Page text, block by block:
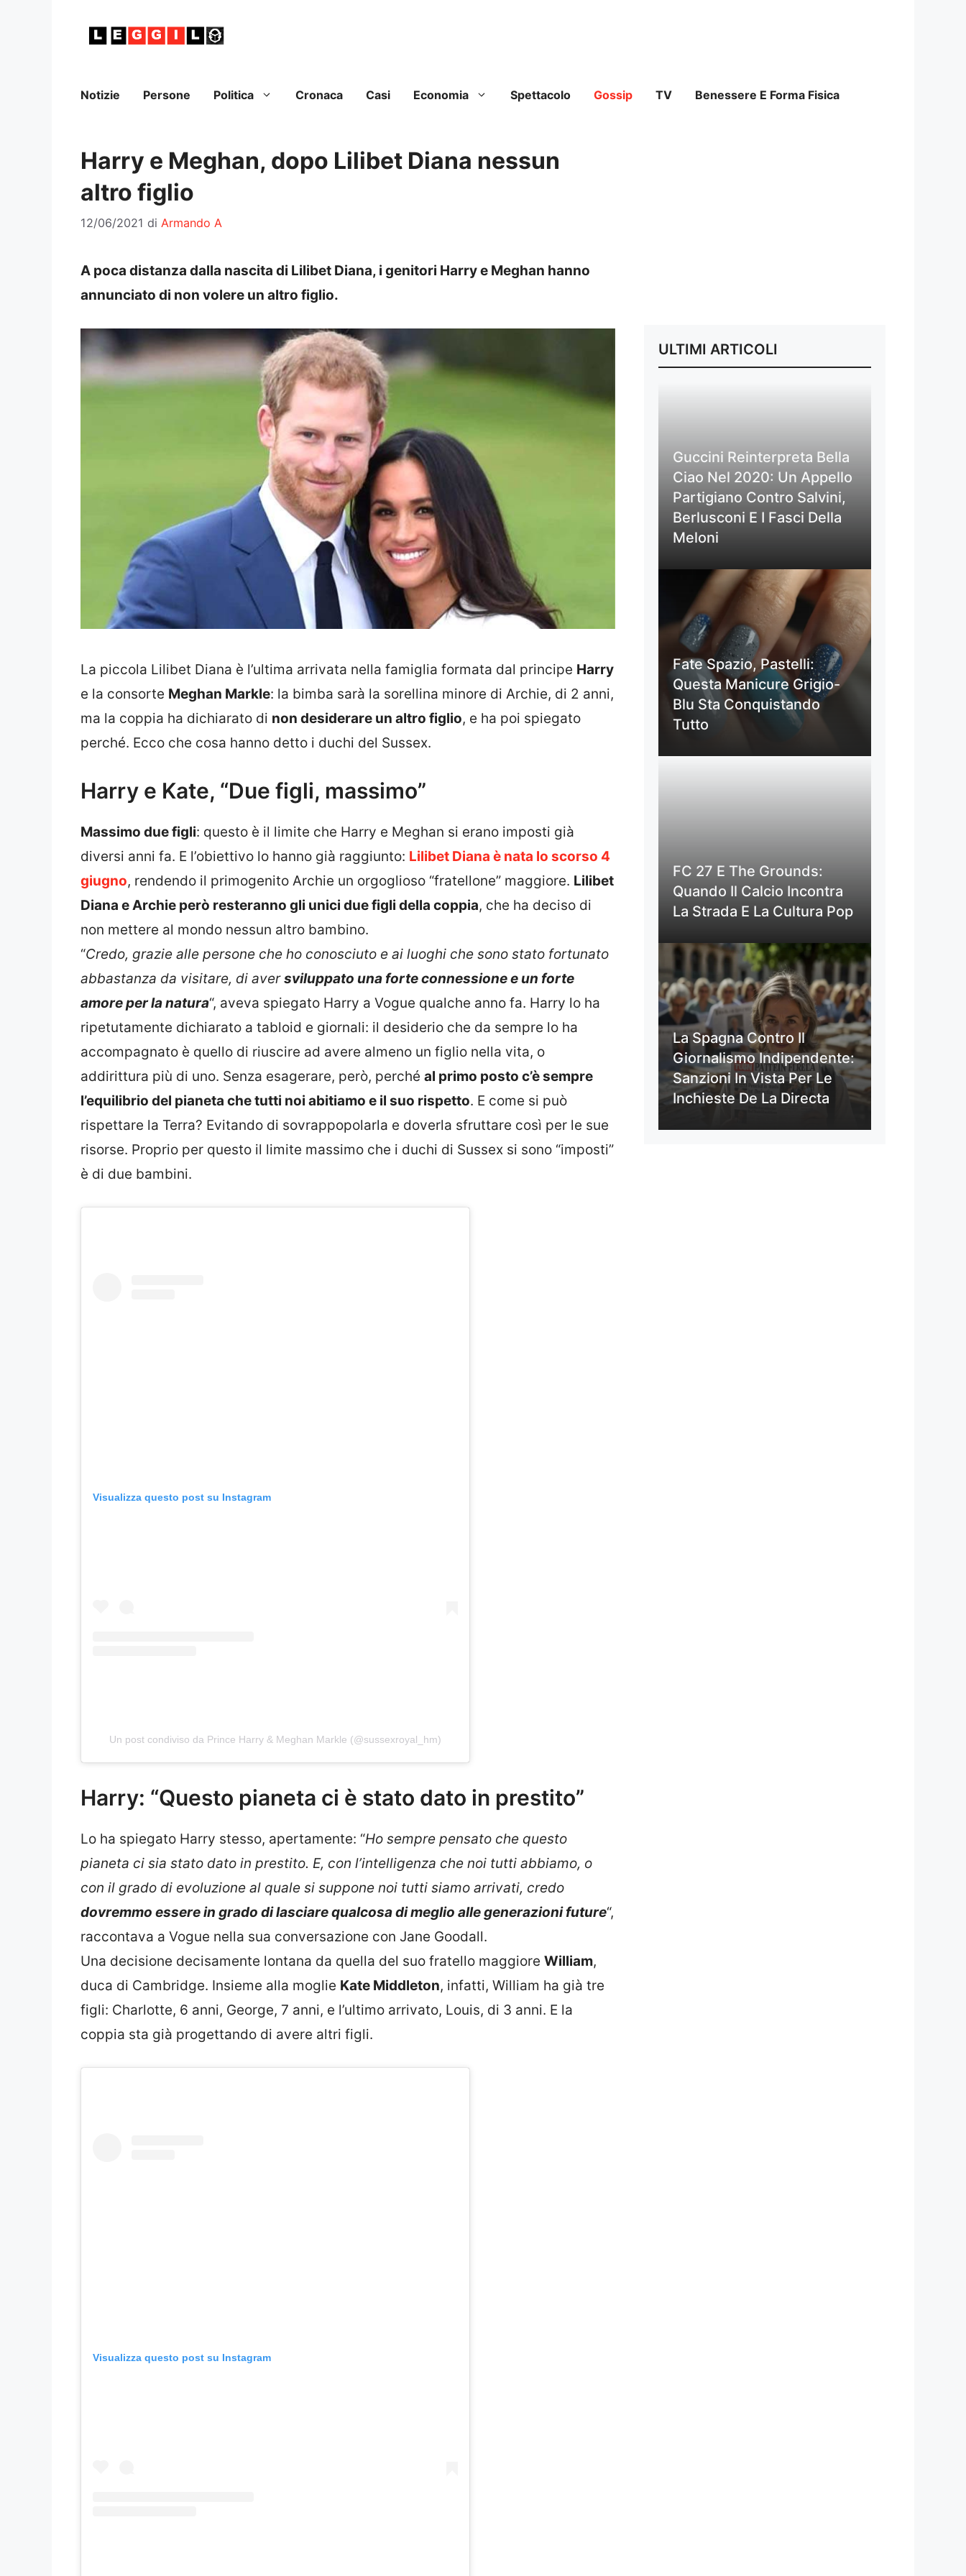
Notizie Persone Politica Cronaca Casi Economia Spettacolo Gossip TV Benessere E Forma Fisica
Harry e Meghan, dopo Lilibet Diana nessun
altro figlio
12/06/2021 di Armando A
A poca distanza dalla nascita di Lilibet Diana, i genitori Harry e Meghan hanno
annunciato di non volere un altro figlio.
La piccola Lilibet Diana è l’ultima arrivata nella famiglia formata dal principe Harry
e la consorte Meghan Markle: la bimba sarà la sorellina minore di Archie, di 2 anni,
ma la coppia ha dichiarato di non desiderare un altro figlio, e ha poi spiegato
perché. Ecco che cosa hanno detto i duchi del Sussex.
Harry e Kate, “Due figli, massimo”
Massimo due figli: questo è il limite che Harry e Meghan si erano imposti già
diversi anni fa. E l’obiettivo lo hanno già raggiunto: Lilibet Diana è nata lo scorso 4
giugno, rendendo il primogenito Archie un orgoglioso “fratellone” maggiore. Lilibet
Diana e Archie però resteranno gli unici due figli della coppia, che ha deciso di
non mettere al mondo nessun altro bambino.
“Credo, grazie alle persone che ho conosciuto e ai luoghi che sono stato fortunato
abbastanza da visitare, di aversviluppato una forte connessione e un forte
amore per la natura“, aveva spiegato Harry a Vogue qualche anno fa. Harry lo ha
ripetutamente dichiarato a tabloid e giornali: il desiderio che da sempre lo ha
accompagnato è quello di riuscire ad avere almeno un figlio nella vita, o
addirittura più di uno. Senza esagerare, però, perché al primo posto c’è sempre
l’equilibrio del pianeta che tutti noi abitiamo e il suo rispetto. E come si può
rispettare la Terra? Evitando di sovrappopolarla e doverla sfruttare così per le sue
risorse. Proprio per questo il limite massimo che i duchi di Sussex si sono “imposti”
è di due bambini.
Visualizza questo post su Instagram
Un post condiviso da Prince Harry & Meghan Markle (@sussexroyal_hm)
Harry: “Questo pianeta ci è stato dato in prestito”
Lo ha spiegato Harry stesso, apertamente: “Ho sempre pensato che questo
pianeta ci sia stato dato in prestito. E, con l’intelligenza che noi tutti abbiamo, o
con il grado di evoluzione al quale si suppone noi tutti siamo arrivati, credo
dovremmo essere in grado di lasciare qualcosa di meglio alle generazioni future“,
raccontava a Vogue nella sua conversazione con Jane Goodall.
Una decisione decisamente lontana da quella del suo fratello maggiore William,
duca di Cambridge. Insieme alla moglie Kate Middleton, infatti, William ha già tre
figli: Charlotte, 6 anni, George, 7 anni, e l’ultimo arrivato, Louis, di 3 anni. E la
coppia sta già progettando di avere altri figli.
Visualizza questo post su Instagram
ULTIMI ARTICOLI
Guccini Reinterpreta Bella
Ciao Nel 2020: Un Appello
Partigiano Contro Salvini,
Berlusconi E I Fasci Della
Meloni
Fate Spazio, Pastelli:
Questa Manicure Grigio-
Blu Sta Conquistando
Tutto
FC 27 E The Grounds:
Quando Il Calcio Incontra
La Strada E La Cultura Pop
La Spagna Contro Il
Giornalismo Indipendente:
Sanzioni In Vista Per Le
Inchieste De La Directa